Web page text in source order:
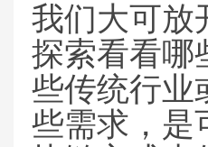
我们大可放
探索看看哪
些传统行业
些需求，是